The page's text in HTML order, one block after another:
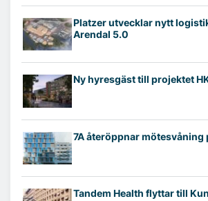
Platzer utvecklar nytt
Arendal 5.0
Ny hyresgäst till projektet
7A återöppnar mötesvåning
Tandem Health flyttar till